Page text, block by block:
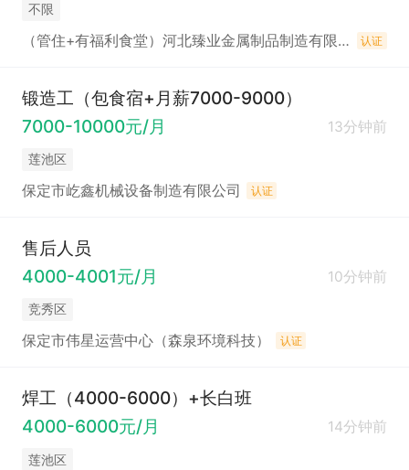
不限
（管住+有福利食堂）河北臻业金属制品制造有限公司招聘 认证
锻造工（包食宿+月薪7000-9000）
7000-10000元/月
13分钟前
莲池区
保定市屹鑫机械设备制造有限公司 认证
售后人员
4000-4001元/月
10分钟前
竞秀区
保定市伟星运营中心（森泉环境科技） 认证
焊工（4000-6000）+长白班
4000-6000元/月
14分钟前
莲池区